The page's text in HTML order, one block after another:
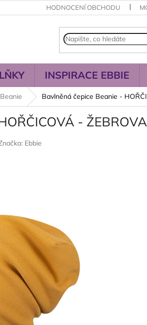
HODNOCENÍ OBCHODU
INSPIRACE EBBIE
Bavlněná čepice Beanie -
-
Ebbie